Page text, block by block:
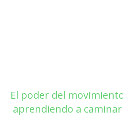
El poder del
aprendiendo a caminar